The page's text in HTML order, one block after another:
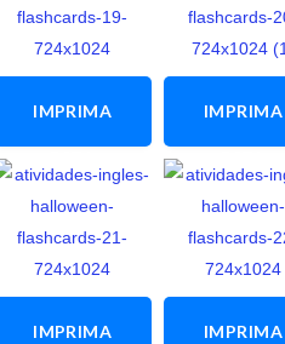
IMPRIMA
ATIVIDADE
IMPRIMA
ATIVIDADE
IMPRIMA IMPRIMA